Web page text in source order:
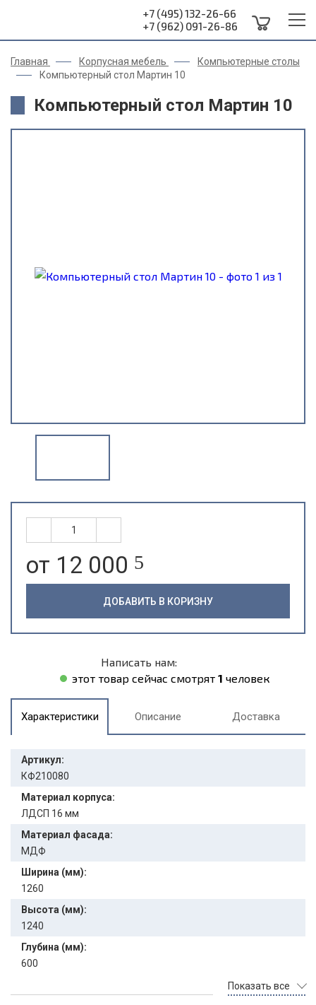
+7 (495) 132-26-66
+7 (962) 091-26-86
Главная Корпусная мебель
Компьютерные столы
Компьютерный стол Мартин 10
Компьютерный стол Мартин 10
от 12 000 5
ДОБАВИТЬ В КОРИЗНУ
Написать нам:
этот товар сейчас смотрят 1 человек
Характеристики Описание Доставка
Артикул:
КФ210080
Материал корпуса:
ЛДСП 16 мм
Материал фасада:
МДФ
Ширина (мм):
1260
Высота (мм):
1240
Глубина (мм):
600
Показать все